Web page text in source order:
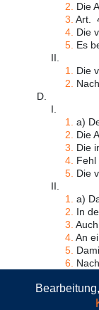
2.
Die
3. Art.
4. Die
5. Es
II.
1.
Die
2.
D.
I.
1.
a)
2.
Die
3.
Die
4. Fehl
5. Die
II.
1.
a)
2.
In
3.
4. An
5.
6.